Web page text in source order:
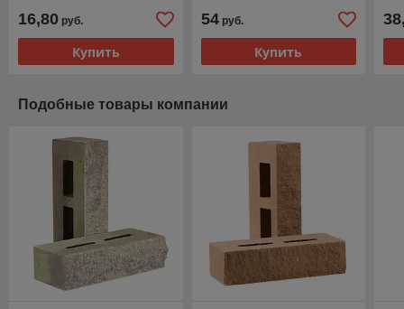
16,80 руб.
Купить
54руб.
Купить
Подобные товары компании